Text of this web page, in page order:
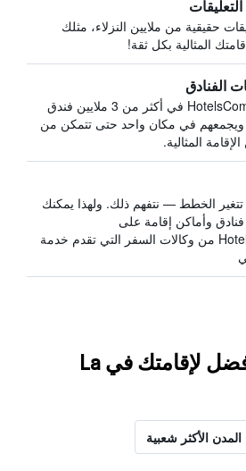
حقيقية من ملايين النزلاء، مثلك
المثالية بكل ثقة!
الفنادق
يبحث HotelsCombined في أكثر من 3 ملايين فندق
ويجمعهم في مكان واحد حتى تتمكن من
المثالية.
تتغير الخطط — نتفهم ذلك. ولهذا يمكنك
وأماكن إقامة على
HotelsCombined من وكالات السفر التي تقدم خدمة
اعثر على نتائج أفضل لإقامتك في La
المدن الأكثر شعبية